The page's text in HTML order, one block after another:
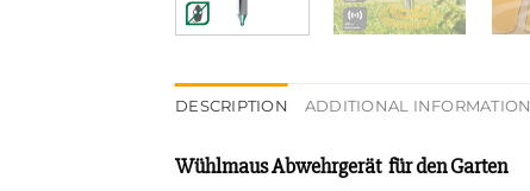
DESCRIPTION ADDITIONAL INFORMATION
Wühlmaus Abwehrgerät für den Garten